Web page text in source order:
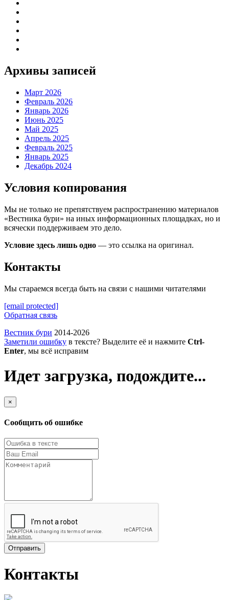
Архивы записей
Март 2026
Февраль 2026
Январь 2026
Июнь 2025
Май 2025
Апрель 2025
Февраль 2025
Январь 2025
Декабрь 2024
Условия копирования
Мы не только не препятствуем распространению материалов
«Вестника бури» на иных информационных площадках, но и
всячески поддерживаем это дело.
Условие здесь лишь одно — это ссылка на оригинал.
Контакты
Мы стараемся всегда быть на связи с нашими читателями
[email protected]
Обратная связь
Вестник бури 2014-2026
Заметили ошибку в тексте? Выделите её и нажмите Ctrl-
Enter, мы всё исправим
Идет загрузка, подождите...
×
Сообщить об ошибке
Отправить
Контакты